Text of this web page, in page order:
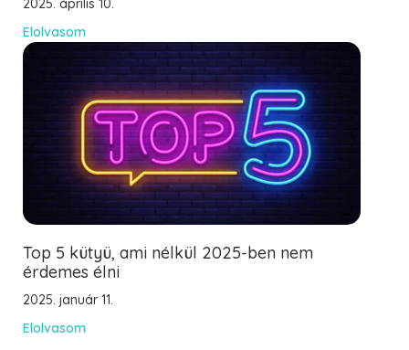
2025. április 10.
Elolvasom
Top 5 kütyü, ami nélkül 2025-ben nem
érdemes élni
2025. január 11.
Elolvasom